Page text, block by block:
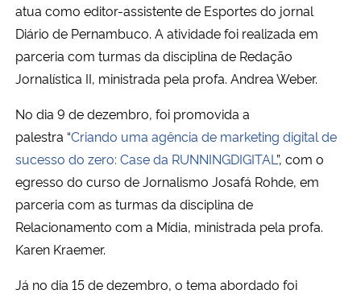
atua como editor-assistente de Esportes do jornal
Diário de Pernambuco. A atividade foi realizada em
parceria com turmas da disciplina de Redação
Jornalística II, ministrada pela profa. Andrea Weber.
No dia 9 de dezembro, foi promovida a
palestra “Criando uma agência de marketing digital de
sucesso do zero: Case da RUNNINGDIGITAL ”, com o
egresso do curso de Jornalismo Josafá Rohde, em
parceria com as turmas da disciplina de
Relacionamento com a Mídia, ministrada pela profa.
Karen Kraemer.
Já no dia 15 de dezembro, o tema abordado foi